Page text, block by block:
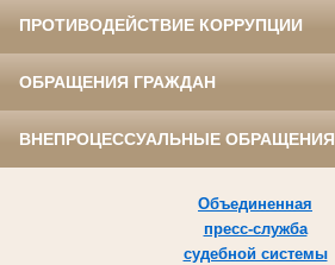
ПРОТИВОДЕЙСТВИЕ КОРРУПЦИИ
ОБРАЩЕНИЯ ГРАЖДАН
ВНЕПРОЦЕССУАЛЬНЫЕ ОБРАЩЕНИЯ
Объединенная
пресс-служба
судебной системы